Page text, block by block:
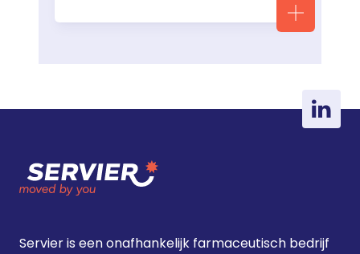
Servier is een onafhankelijk farmaceutisch bedrijf